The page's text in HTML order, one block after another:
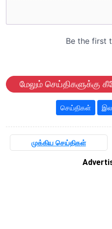
மேலும் செய்திகளுக்கு
செய்திகள்
முக்கிய செய்திகள்